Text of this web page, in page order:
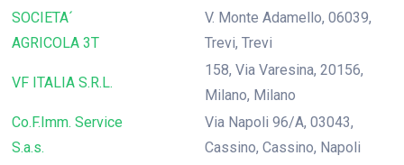
SOCIETA´
AGRICOLA 3T
V. Monte Adamello, 06039,
Trevi, Trevi
VF ITALIA S.R.L.
158, Via Varesina, 20156,
Milano, Milano
Co.F.Imm. Service
S.a.s.
Via Napoli 96/A, 03043,
Cassino, Cassino, Napoli